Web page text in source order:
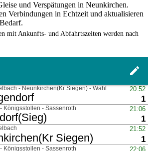
und Verspätungen in Neunkirchen.
Verbindungen in Echtzeit und aktualisieren
mit Ankunfts- und Abfahrtszeiten werden nach